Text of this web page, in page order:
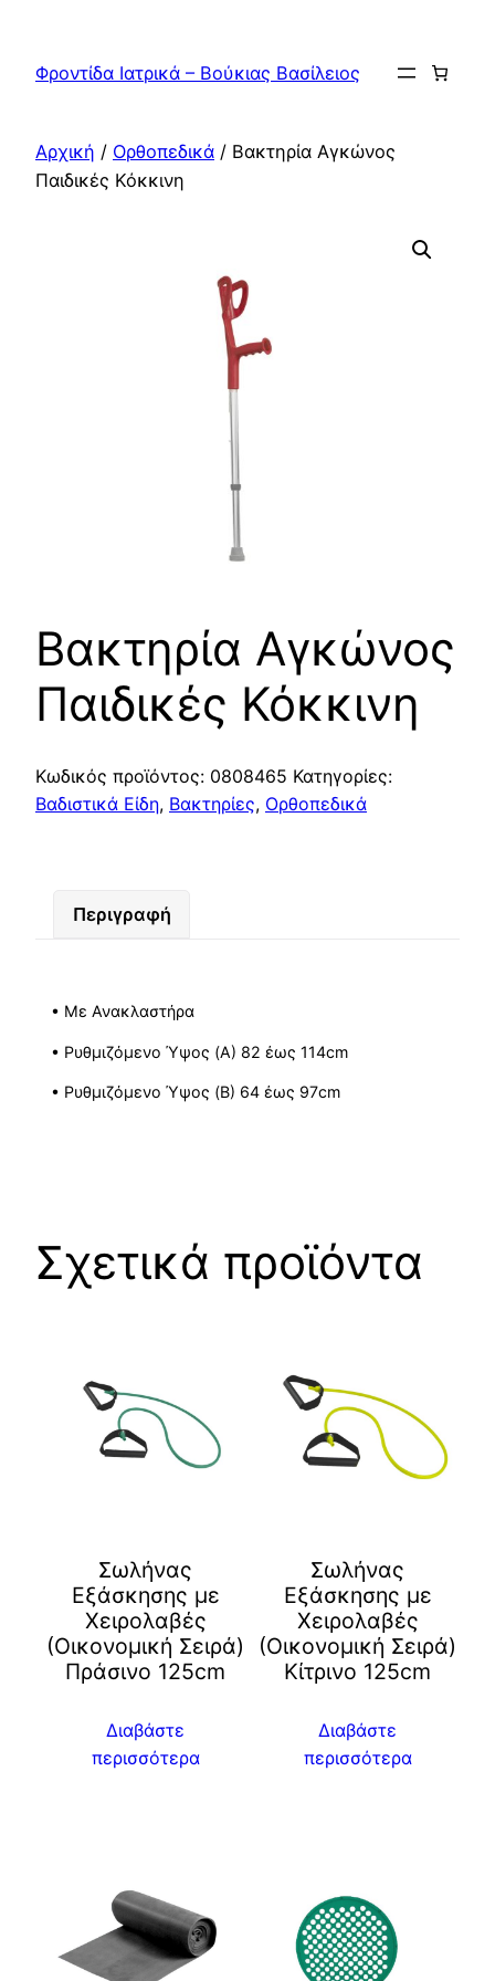
περιεχόμενο
Φροντίδα Ιατρικά – Βούκιας Βασίλειος
Αρχική / Ορθοπεδικά / Βακτηρία Αγκώνος
Παιδικές Κόκκινη
Βακτηρία Αγκώνος
Παιδικές Κόκκινη
Κωδικός προϊόντος: 0808465 Κατηγορίες:
Βαδιστικά Είδη, Βακτηρίες, Ορθοπεδικά
Περιγραφή
• Με Ανακλαστήρα
• Ρυθμιζόμενο Ύψος (A) 82 έως 114cm
• Ρυθμιζόμενο Ύψος (B) 64 έως 97cm
Σχετικά προϊόντα
Σωλήνας
Εξάσκησης με
Χειρολαβές
(Οικονομική Σειρά)
Πράσινο 125cm
Διαβάστε
περισσότερα
Σωλήνας
Εξάσκησης με
Χειρολαβές
(Οικονομική Σειρά)
Kίτρινο 125cm
Διαβάστε
περισσότερα